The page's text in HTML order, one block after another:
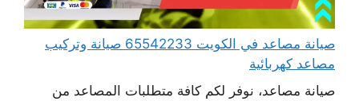
صيانة مصاعد في الكويت 65542233 صيانة وتركيب
مصاعد كهربائية
صيانة مصاعد، نوفر لكم كافة متطلبات المصاعد من